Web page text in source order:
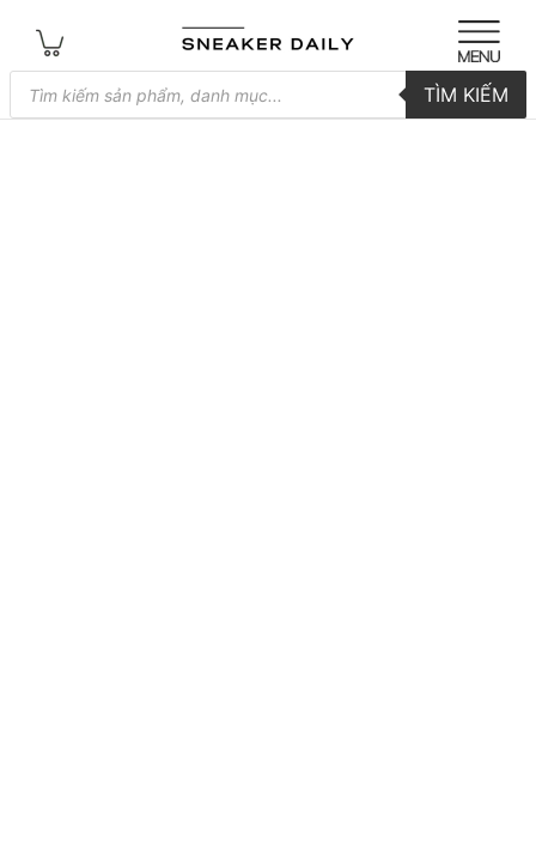
Tìm
kiếm
sản
TÌM KIẾM